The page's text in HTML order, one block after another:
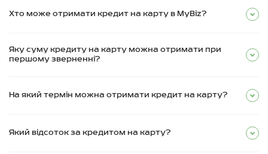
Хто може отримати кредит на карту в MyBiz?
Яку суму кредиту на карту можна отримати при
першому зверненні?
На який термін можна отримати кредит на карту?
Який відсоток за кредитом на карту?